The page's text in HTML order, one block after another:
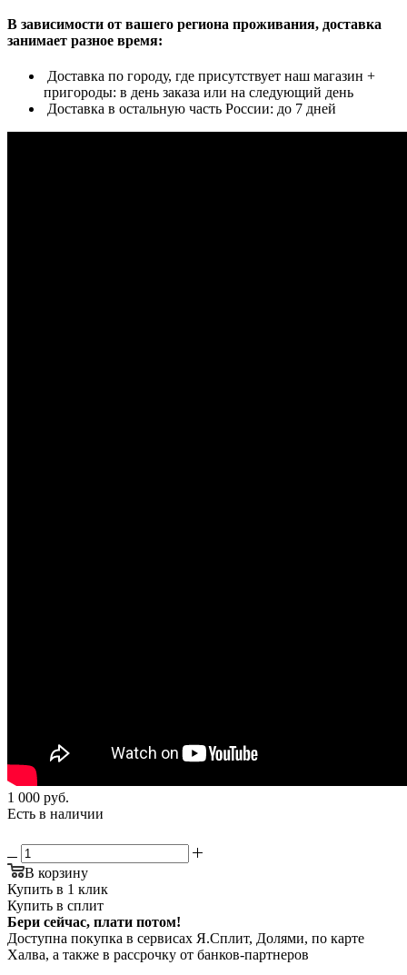
В зависимости от вашего региона проживания, доставка
занимает разное время:
Доставка по городу, где присутствует наш магазин +
пригороды: в день заказа или на следующий день
Доставка в остальную часть России: до 7 дней
1 000 руб.
Есть в наличии
В корзину
Купить в 1 клик
Купить в сплит
Бери сейчас, плати потом!
Доступна покупка в сервисах Я.Сплит, Долями, по карте
Халва, а также в рассрочку от банков-партнеров